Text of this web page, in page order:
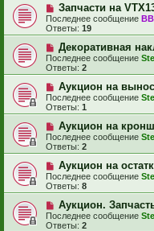
Запчасти на
Последнее сообщение
Ответы: 19
Декоративная
Последнее сообщение
Ответы: 2
Аукцион на
Последнее сообщение
Ответы: 1
Аукцион на
Последнее сообщение
Ответы: 2
Аукцион на
Последнее сообщение
Ответы: 8
Аукцион.
Последнее сообщение
Ответы: 2